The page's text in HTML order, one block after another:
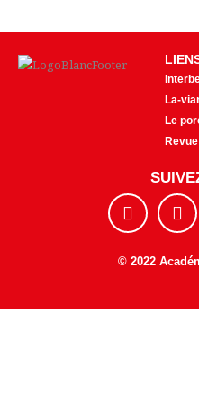
La-
Le
F
a
c
e
b
o
I
n
s
t
a
r
© 2022